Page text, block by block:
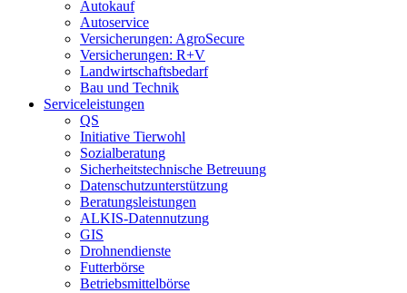
Autokauf
Autoservice
Versicherungen: AgroSecure
Versicherungen: R+V
Landwirtschaftsbedarf
Bau und Technik
Service­­leistungen
QS
Initiative Tierwohl
Sozialberatung
Sicherheitstechnische Betreuung
Datenschutzunterstützung
Beratungsleistungen
ALKIS-Datennutzung
GIS
Drohnendienste
Futterbörse
Betriebsmittelbörse